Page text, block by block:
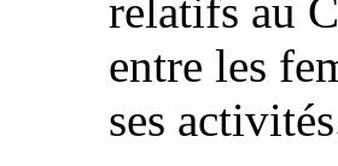
relatifs au
entre les
ses